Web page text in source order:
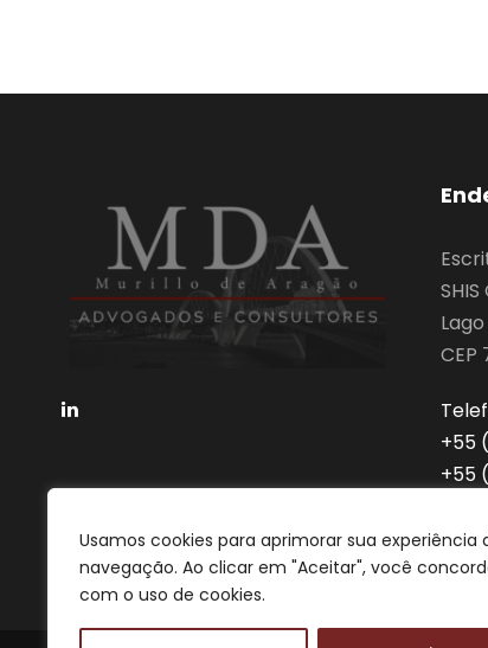
Usamos cookies para aprimorar sua experiência
navegação. Ao clicar em "Aceitar", você
com o uso de cookies.
CEP
‎+55
‎+55